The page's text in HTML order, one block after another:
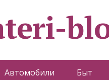
Автомобили Быт